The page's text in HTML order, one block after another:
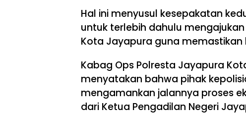
Hal ini menyusul kesepakatan
untuk terlebih dahulu
Kota Jayapura guna
Kabag Ops Polresta Jayapura
menyatakan bahwa pihak
mengamankan jalannya proses
dari Ketua Pengadilan Negeri